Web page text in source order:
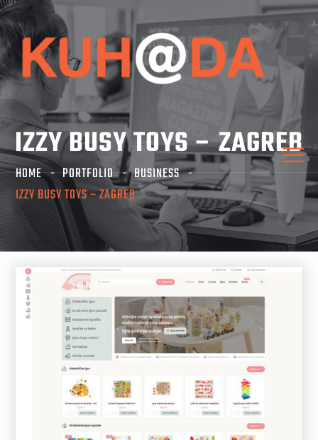
IZZY BUSY TOYS – ZAGREB
HOME PORTFOLIO
BUSINESS
IZZY BUSY TOYS – ZAGREB